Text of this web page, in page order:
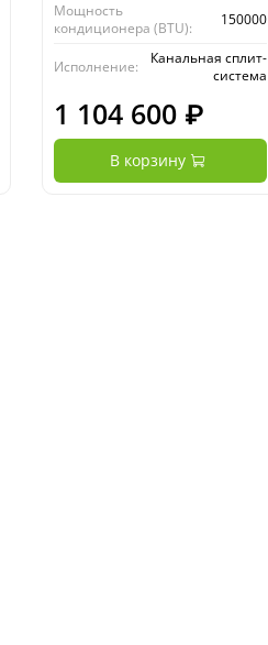
Мощность
кондиционера (BTU):
150000
Исполнение:
Канальная сплит-
система
1 104 600 ₽
В корзину